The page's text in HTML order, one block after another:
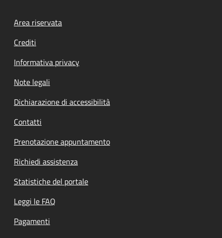
Footer menu
Area riservata
Crediti
Informativa privacy
Note legali
Dichiarazione di accessibilità
Contatti
Prenotazione appuntamento
Richiedi assistenza
Statistiche del portale
Leggi le FAQ
Pagamenti